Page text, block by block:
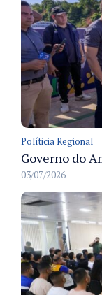
Políticia Regional
03/07/2026